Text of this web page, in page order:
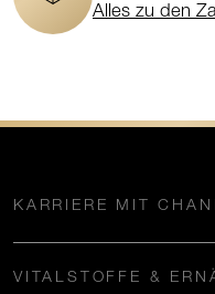
Alles zu den
KARRIERE MIT
VITALSTOFFE &